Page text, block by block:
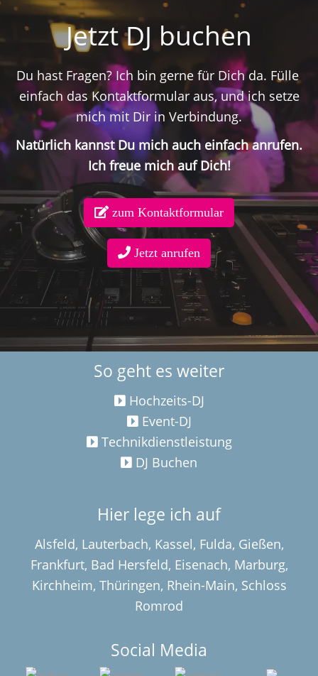
Jetzt DJ buchen
Du hast Fragen? Ich bin gerne für Dich da. Fülle
einfach das Kontaktformular aus, und ich setze
mich mit Dir in Verbindung.
Natürlich kannst Du mich auch einfach anrufen.
Ich freue mich auf Dich!
zum Kontaktformular
Jetzt anrufen
So geht es weiter
Hochzeits-DJ
Event-DJ
Technikdienstleistung
DJ Buchen
Hier lege ich auf
Alsfeld, Lauterbach, Kassel, Fulda, Gießen,
Frankfurt, Bad Hersfeld, Eisenach, Marburg,
Kirchheim, Thüringen, Rhein-Main, Schloss
Romrod
Social Media